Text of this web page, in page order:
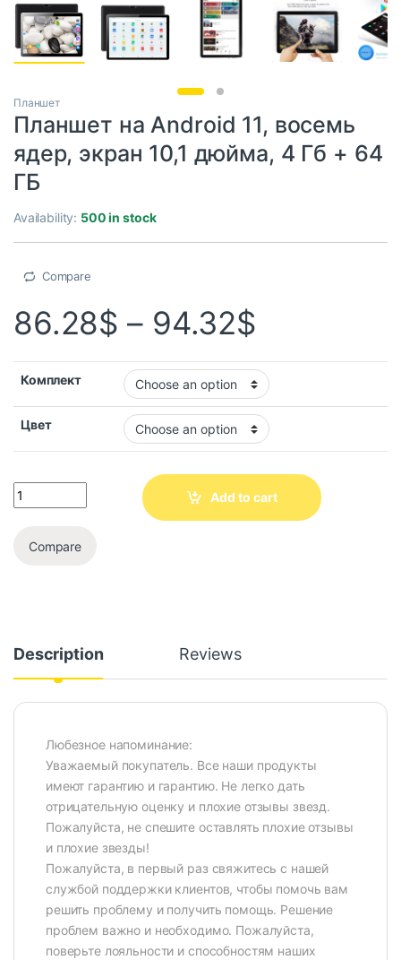
Планшет
Планшет на Android 11, восемь
ядер, экран 10,1 дюйма, 4 Гб + 64
ГБ
Availability: 500 in stock
Compare
86.28$ – 94.32$
Комплект
Цвет
Add to cart
Compare
Description Reviews
Любезное напоминание:
Уважаемый покупатель. Все наши продукты
имеют гарантию и гарантию. Не легко дать
отрицательную оценку и плохие отзывы звезд.
Пожалуйста, не спешите оставлять плохие отзывы
и плохие звезды!
Пожалуйста, в первый раз свяжитесь с нашей
службой поддержки клиентов, чтобы помочь вам
решить проблему и получить помощь. Решение
проблем важно и необходимо. Пожалуйста,
поверьте лояльности и способностям наших